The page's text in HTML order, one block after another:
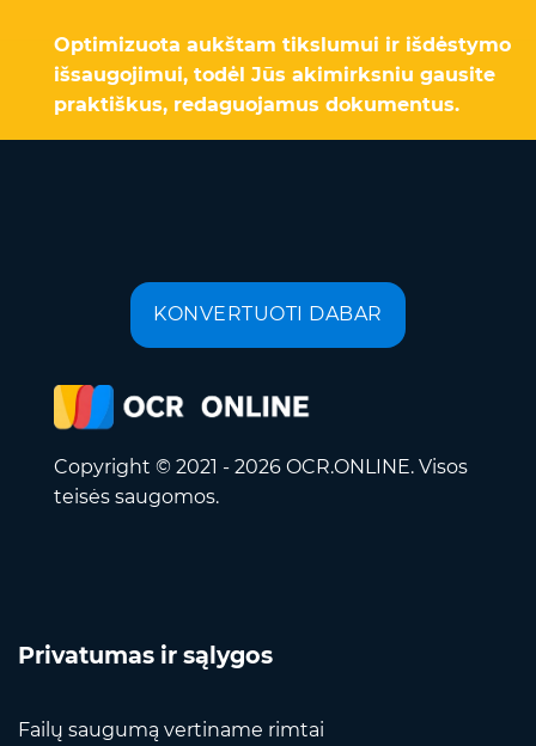
Optimizuota aukštam tikslumui ir išdėstymo
išsaugojimui, todėl Jūs akimirksniu gausite
praktiškus, redaguojamus dokumentus.
KONVERTUOTI DABAR
Copyright © 2021 - 2026 OCR.ONLINE. Visos
teisės saugomos.
Privatumas ir sąlygos
Failų saugumą vertiname rimtai